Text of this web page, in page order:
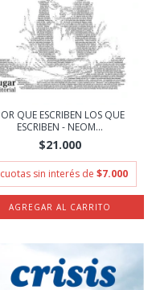
QUE ESCRIBEN LOS QUE
ESCRIBEN - NEOM...
$21.000
cuotas sin interés de $7.000